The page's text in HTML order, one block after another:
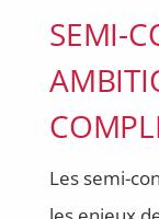
SEMI-
Les semi-